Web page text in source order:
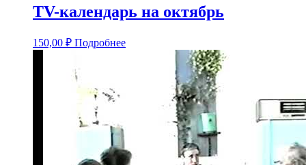
TV-календарь на октябрь
150,00 ₽ Подробнее